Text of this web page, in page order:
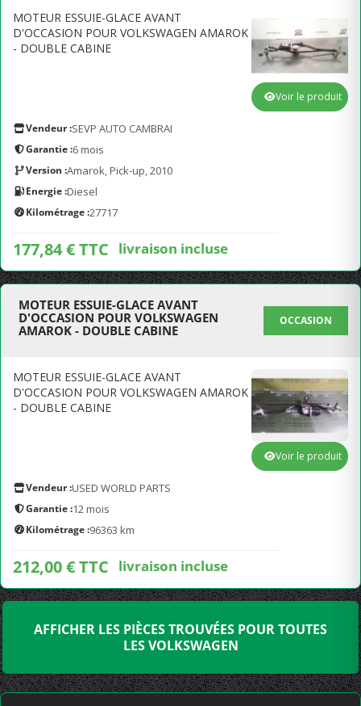
MOTEUR ESSUIE-GLACE AVANT
D'OCCASION POUR VOLKSWAGEN AMAROK
- DOUBLE CABINE
Vendeur :SEVP AUTO CAMBRAI
Garantie :6 mois
Version :Amarok, Pick-up, 2010
Energie :Diesel
Kilométrage :27717
177,84 € TTC livraison incluse
Voir le produit
MOTEUR ESSUIE-GLACE AVANT
D'OCCASION POUR VOLKSWAGEN
AMAROK - DOUBLE CABINE
OCCASION
MOTEUR ESSUIE-GLACE AVANT
D'OCCASION POUR VOLKSWAGEN AMAROK
- DOUBLE CABINE
Vendeur :USED WORLD PARTS
Garantie :12 mois
Kilométrage :96363 km
212,00 € TTC livraison incluse
Voir le produit
AFFICHER LES PIÈCES TROUVÉES POUR TOUTES
LES VOLKSWAGEN